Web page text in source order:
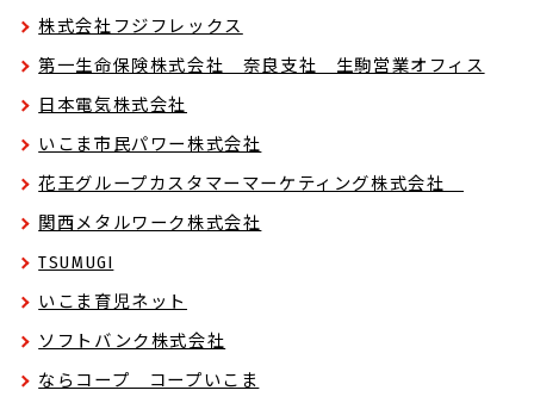
株式会社フジフレックス
第一生命保険株式会社 奈良支社 生駒営業オフィス
日本電気株式会社
いこま市民パワー株式会社
花王グループカスタマーマーケティング株式会社
関西メタルワーク株式会社
TSUMUGI
いこま育児ネット
ソフトバンク株式会社
ならコープ コープいこま